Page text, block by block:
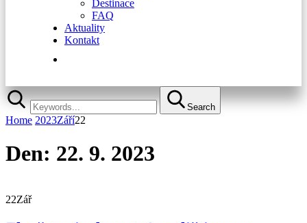
Destinace
FAQ
Aktuality
Kontakt
Search
Home 2023Září22
Den: 22. 9. 2023
22Zář